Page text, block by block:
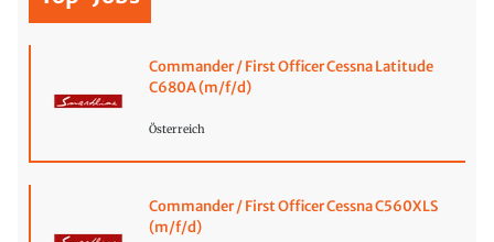
Commander / First Officer Cessna Latitude
C680A (m/f/d)
Österreich
Commander / First Officer Cessna C560XLS
(m/f/d)